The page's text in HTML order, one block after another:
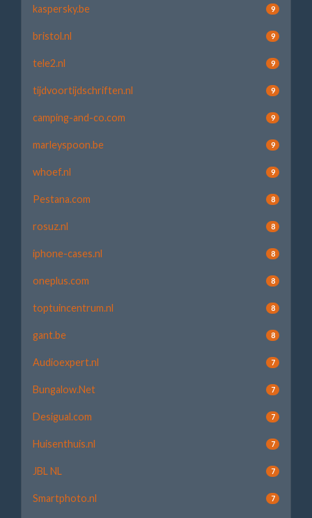
kaspersky.be 9
bristol.nl 9
tele2.nl 9
tijdvoortijdschriften.nl 9
camping-and-co.com 9
marleyspoon.be 9
whoef.nl 9
Pestana.com 8
rosuz.nl 8
iphone-cases.nl 8
oneplus.com 8
toptuincentrum.nl 8
gant.be 8
Audioexpert.nl 7
Bungalow.Net 7
Desigual.com 7
Huisenthuis.nl 7
JBL NL 7
Smartphoto.nl 7